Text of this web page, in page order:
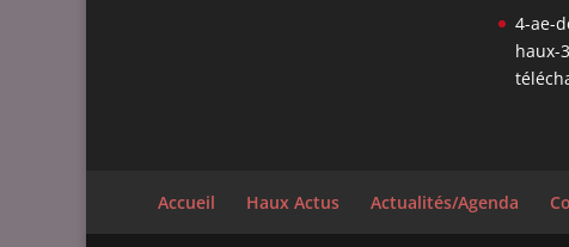
4-ae-
haux-
Accueil Haux Actus Actualités/Agenda